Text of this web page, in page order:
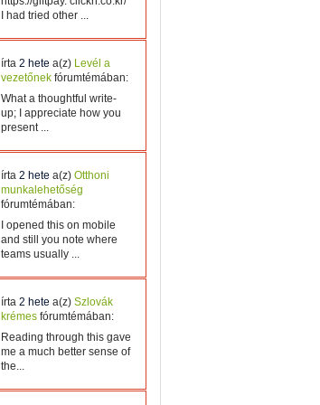
I had tried other ...
írta 2 hete a(z) Levél a
vezetőnek fórumtémában:
What a thoughtful write-
up; I appreciate how you
present ...
írta 2 hete a(z) Otthoni
munkalehetőség
fórumtémában:
I opened this on mobile
and still you note where
teams usually ...
írta 2 hete a(z) Szlovák
krémes fórumtémában:
Reading through this gave
me a much better sense of
the...